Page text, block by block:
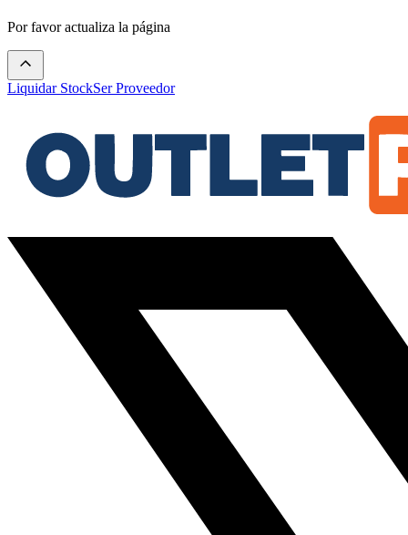
Por favor actualiza la página
Liquidar StockSer Proveedor